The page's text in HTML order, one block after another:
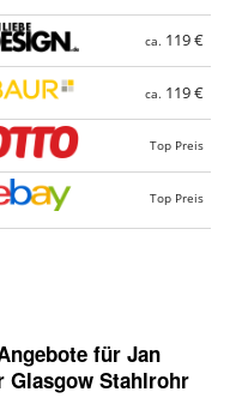
ca. 119 €
ca. 119 €
Top Preis
Top Preis
für Jan
Glasgow Stahlrohr